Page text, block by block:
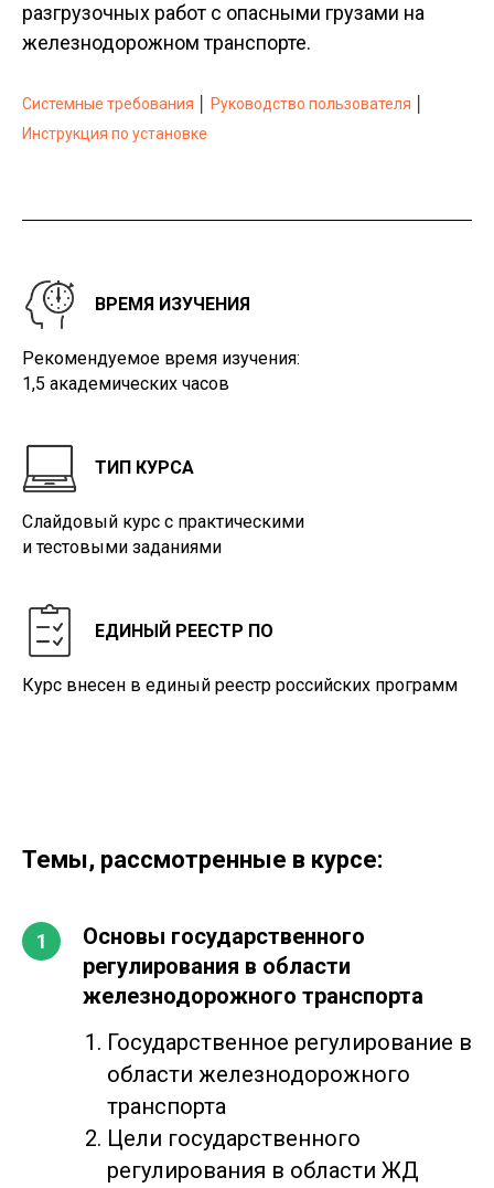
разгрузочных работ с опасными грузами на
железнодорожном транспорте.
Системные требования Руководство пользователя
Инструкция по установке
ВРЕМЯ ИЗУЧЕНИЯ
Рекомендуемое время изучения:
1,5 академических часов
ТИП КУРСА
Слайдовый курс с практическими
и тестовыми заданиями
ЕДИНЫЙ РЕЕСТР ПО
Курс внесен в единый реестр российских программ
Темы, рассмотренные в курсе:
Основы государственного
регулирования в области
железнодорожного транспорта
Государственное регулирование в
области железнодорожного
транспорта
Цели государственного
регулирования в области ЖД